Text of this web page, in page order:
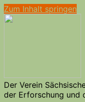
Zum Inhalt springen
Der Verein
der Erforschung und